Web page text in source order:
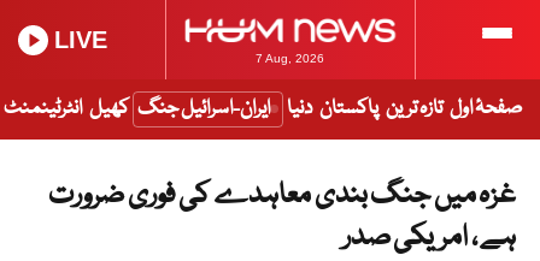
7 Aug, 2026
LIVE
صفحۂ اول تازہ ترین پاکستان دنیا ایران-اسرائیل جنگ کھیل انٹرٹینمنٹ
غزہ میں جنگ بندی معاہدے کی فوری ضرورت
ہے ، امریکی صدر